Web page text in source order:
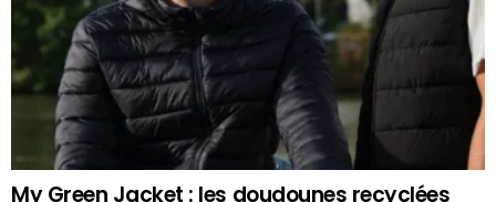
My Green Jacket : les doudounes recyclées